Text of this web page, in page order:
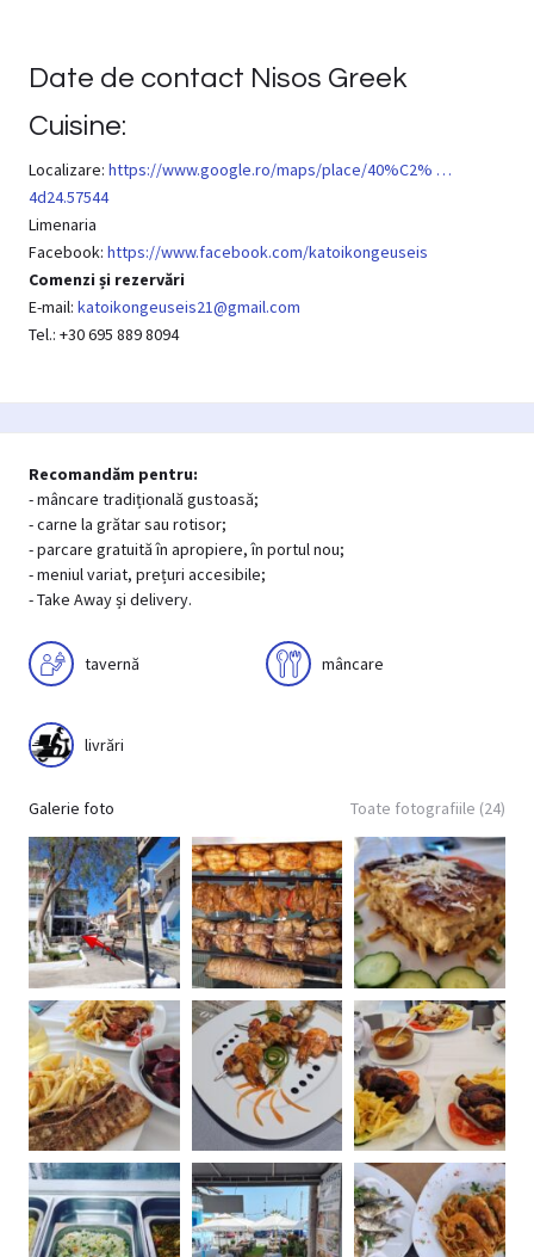
Date de contact Nisos Greek
Cuisine:
Localizare: https://www.google.ro/maps/place/40%C2% …
4d24.57544
Limenaria
Facebook: https://www.facebook.com/katoikongeuseis
Comenzi și rezervări
E-mail: katoikongeuseis21@gmail.com
Tel.: +30 695 889 8094
Recomandăm pentru:
- mâncare tradițională gustoasă;
- carne la grătar sau rotisor;
- parcare gratuită în apropiere, în portul nou;
- meniul variat, prețuri accesibile;
- Take Away și delivery.
tavernă mâncare
livrări
Galerie foto Toate fotografiile (24)